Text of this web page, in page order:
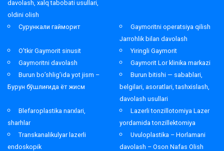
davolash, xalq tabobati usullari,
oldini olish
Сурункали гайморит
Gaymoritni operatsiya qilish
Jarrohlik bilan davolash
O’tkir Gaymorit sinusit
Yiringli Gaymorit
Gaymoritni davolash
Gaymorit Lor klinika markazi
Burun bo’shlig’ida yot jism –
Бурун бўшлиғида ёт жисм
Burun bitishi — sabablari,
belgilari, asoratlari, tashxislash,
davolash usullari
Blefaroplastika narxlari,
sharhlar
Lazerli tonzillotomiya Lazer
yordamida tonzillektomiya
Transkanalikulyar lazerli
endoskopik
Uvuloplastika – Horlamani
davolash – Oson Nafas Olish